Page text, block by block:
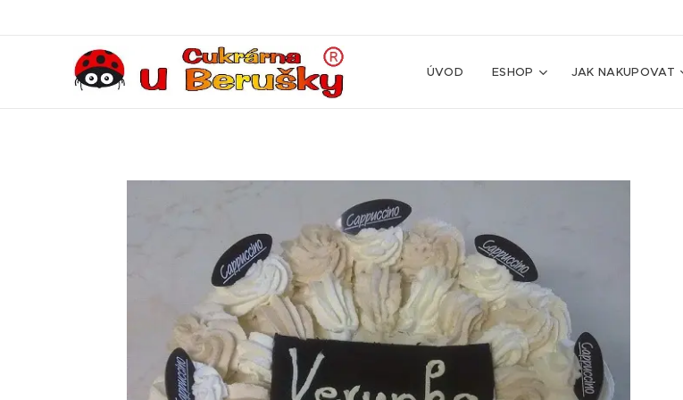
ÚVOD ESHOP JAK NAKUPOVAT